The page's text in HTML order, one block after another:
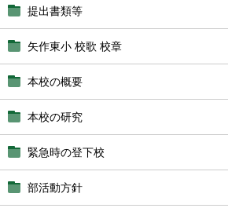
提出書類等
矢作東小 校歌 校章
本校の概要
本校の研究
緊急時の登下校
部活動方針